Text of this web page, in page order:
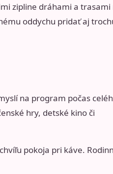
zipline dráhami a trasami
oddychu pridať aj
na program počas
hry, detské kino či
pokoja pri káve.